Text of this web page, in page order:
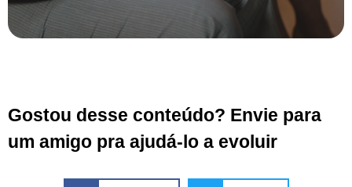
Gostou desse conteúdo? Envie para
um amigo pra ajudá-lo a evoluir